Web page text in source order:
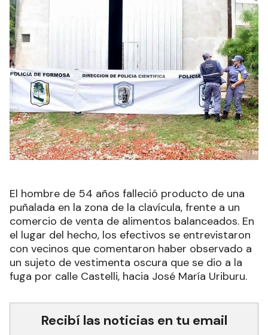
El hombre de 54 años falleció producto de una
puñalada en la zona de la clavícula, frente a un
comercio de venta de alimentos balanceados. En
el lugar del hecho, los efectivos se entrevistaron
con vecinos que comentaron haber observado a
un sujeto de vestimenta oscura que se dio a la
fuga por calle Castelli, hacia José María Uriburu.
Recibí las noticias en tu email